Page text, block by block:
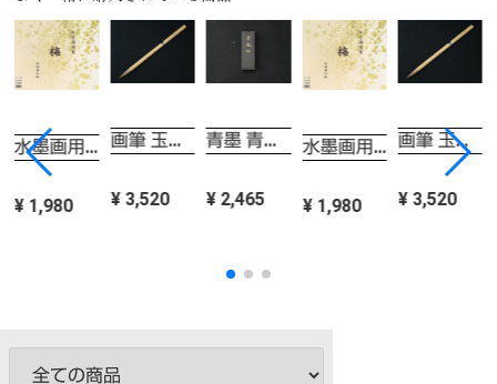
水墨画用紙 梅 F-8 100枚 機械漉
¥ 1,980
画筆 玉蘭 大 一休園
¥ 3,520
青墨 青龍胎 1.5丁型
¥ 2,465
水墨画用紙 梅 F-8 100枚 機械漉
¥ 1,980
画筆 玉蘭 大 一休園
¥ 3,520